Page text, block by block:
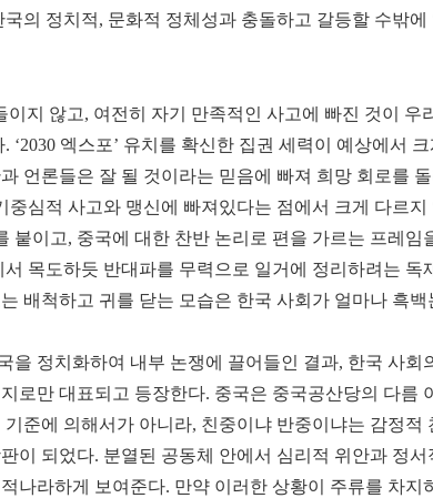
의 정치적, 문화적 정체성과 충돌하고 갈등할 수밖에
지 않고, 여전히 자기 만족적인 사고에 빠진 것이 우
엑스포’ 유치를 확신한 집권 세력이 예상에서
언론들은 잘 될 것이라는 믿음에 빠져 희망 회로를
심적 사고와 맹신에 빠져있다는 점에서 크게 다르지
이고, 중국에 대한 찬반 논리로 편을 가르는 프레임
목도하듯 반대파를 무력으로 일거에 정리하려는 독
배척하고 귀를 닫는 모습은 한국 사회가 얼마나 흑백
정치화하여 내부 논쟁에 끌어들인 결과, 한국 사회
로만 대표되고 등장한다. 중국은 중국공산당의 다름
준에 의해서가 아니라, 친중이냐 반중이냐는 감정적
이 되었다. 분열된 공동체 안에서 심리적 위안과 정서
나라하게 보여준다. 만약 이러한 상황이 주류를 차지